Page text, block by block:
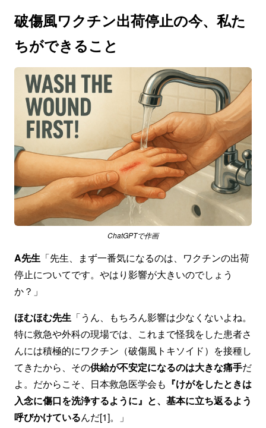
破傷風ワクチン出荷停止の今、私た
ちができること
ChatGPTで作画
A先生 「先生、まず一番気になるのは、ワクチンの出荷
停止についてです。やはり影響が大きいのでしょう
か？」
ほむほむ先生 「うん、もちろん影響は少なくないよね。
特に救急や外科の現場では、これまで怪我をした患者さ
んには積極的にワクチン（破傷風トキソイド）を接種し
てきたから、その供給が不安定になるのは大きな痛手だ
よ。だからこそ、日本救急医学会も 『けがをしたときは
入念に傷口を洗浄するように』と、基本に立ち返るよう
呼びかけているんだ[1]。」